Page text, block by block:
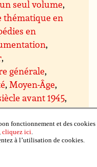
seul volume,
thématique en
en
,
,
générale,
, Moyen-Âge,
avant 1945,
,Romans
de genre,
d’espionnage,
fonctionnement et des cookies
cliquez ici.
à l’utilisation de cookies.